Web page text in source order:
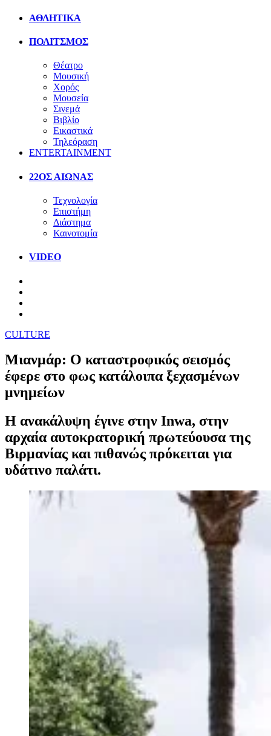
ΑΘΛΗΤΙΚΑ
ΠΟΛΙΤΣΜΟΣ
Θέατρο
Μουσική
Χορός
Μουσεία
Σινεμά
Βιβλίο
Εικαστικά
Τηλεόραση
ENTERTAINMENT
22ΟΣ ΑΙΩΝΑΣ
Τεχνολογία
Επιστήμη
Διάστημα
Καινοτομία
VIDEO
CULTURE
Μιανμάρ: Ο καταστροφικός σεισμός
έφερε στο φως κατάλοιπα ξεχασμένων
μνημείων
Η ανακάλυψη έγινε στην Inwa, στην
αρχαία αυτοκρατορική πρωτεύουσα της
Βιρμανίας και πιθανώς πρόκειται για
υδάτινο παλάτι.